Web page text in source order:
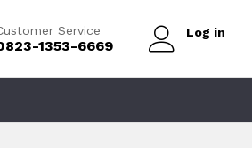
Service
1353-6669
Log in